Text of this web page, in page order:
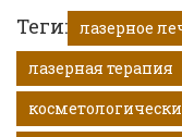
Теги: лазерное
лазерная терапия